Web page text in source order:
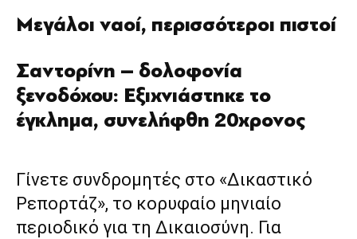
Μεγάλοι ναοί, περισσότεροι πιστοί
Σαντορίνη – δολοφονία
ξενοδόχου: Εξιχνιάστηκε το
έγκλημα, συνελήφθη 20χρονος
Γίνετε συνδρομητές στο «Δικαστικό
Ρεπορτάζ», το κορυφαίο μηνιαίο
περιοδικό για τη Δικαιοσύνη. Για